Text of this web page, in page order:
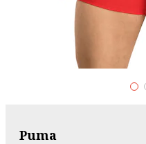
Puma